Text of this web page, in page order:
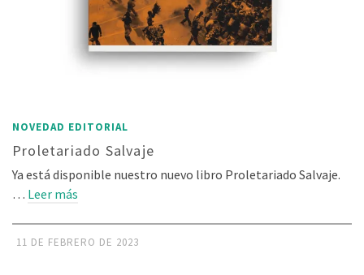
NOVEDAD EDITORIAL
Proletariado Salvaje
Ya está disponible nuestro nuevo libro Proletariado Salvaje.
… Leer más
11 DE FEBRERO DE 2023